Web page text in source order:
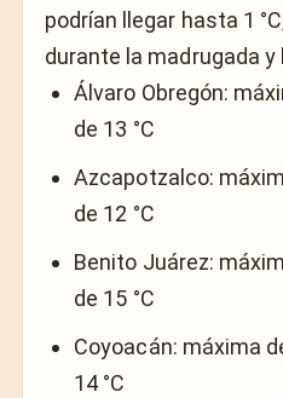
podrían llegar hasta 1
durante la madrugada y
Álvaro Obregón:
de 13 °C
Azcapotzalco:
de 12 °C
Benito Juárez:
de 15 °C
Coyoacán: máxima
14 °C